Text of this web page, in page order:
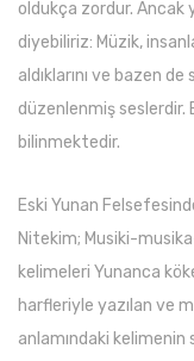
oldukça zordur. Ancak
diyebiliriz: Müzik,
aldıklarını ve bazen
düzenlenmiş seslerdir.
bilinmektedir.
Eski Yunan
Nitekim; Musiki-
kelimeleri Yunanca
harfleriyle yazılan ve
anlamındaki kelimenin